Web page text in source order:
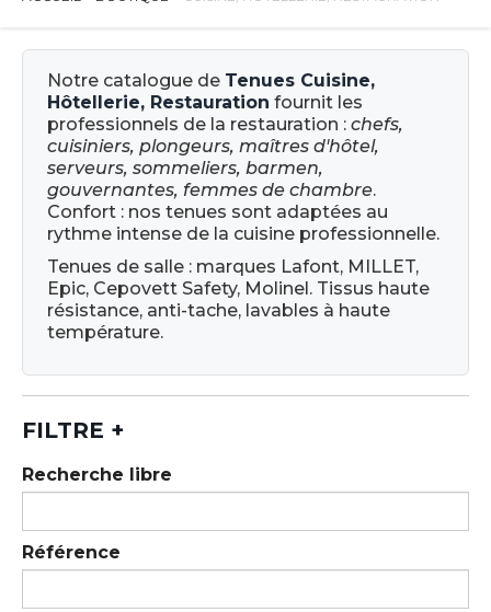
Notre catalogue de Tenues Cuisine,
Hôtellerie, Restauration fournit les
professionnels de la restauration : chefs,
cuisiniers, plongeurs, maîtres d'hôtel,
serveurs, sommeliers, barmen,
gouvernantes, femmes de chambre.
Confort : nos tenues sont adaptées au
rythme intense de la cuisine professionnelle.
Tenues de salle : marques Lafont, MILLET,
Epic, Cepovett Safety, Molinel. Tissus haute
résistance, anti-tache, lavables à haute
température.
FILTRE +
Recherche libre
Référence